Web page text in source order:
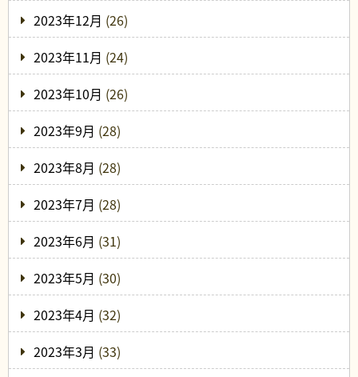
2023年12月 (26)
2023年11月 (24)
2023年10月 (26)
2023年9月 (28)
2023年8月 (28)
2023年7月 (28)
2023年6月 (31)
2023年5月 (30)
2023年4月 (32)
2023年3月 (33)